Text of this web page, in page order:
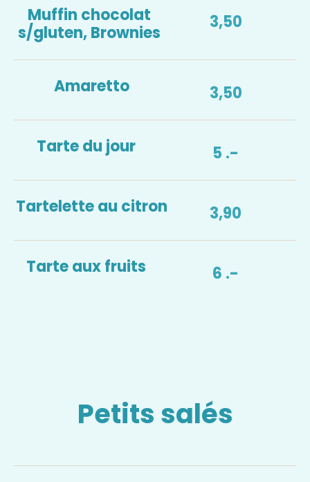
Muffin chocolat
s/gluten, Brownies
3,50
Amaretto 3,50
Tarte du jour 5 .-
Tartelette au citron 3,90
Tarte aux fruits 6 .-
Petits salés